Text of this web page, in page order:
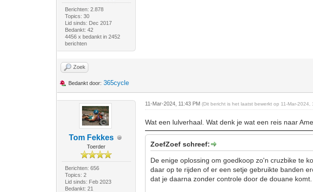
Berichten: 2.878
Topics: 30
Lid sinds: Dec 2017
Bedankt: 42
4456 x bedankt in 2452
berichten
Zoek
Bedankt door: 365cycle
Tom Fekkes
Toerder
Berichten: 656
Topics: 2
Lid sinds: Feb 2023
Bedankt: 21
11-Mar-2024, 11:43 PM(Dit bericht is het laatst bewerkt op 11-Mar-
Wat een lulverhaal. Wat denk je wat een reis naar
ZoefZoef schreef:
De enige oplossing om goedkoop zo'n cruzbike te
daar op te rijden of er een setje gebruikte banden
dat je daarna zonder controle door de douane komt.